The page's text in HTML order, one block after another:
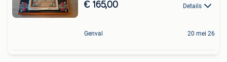
€ 165,00 Details
Genval 20 mei 26